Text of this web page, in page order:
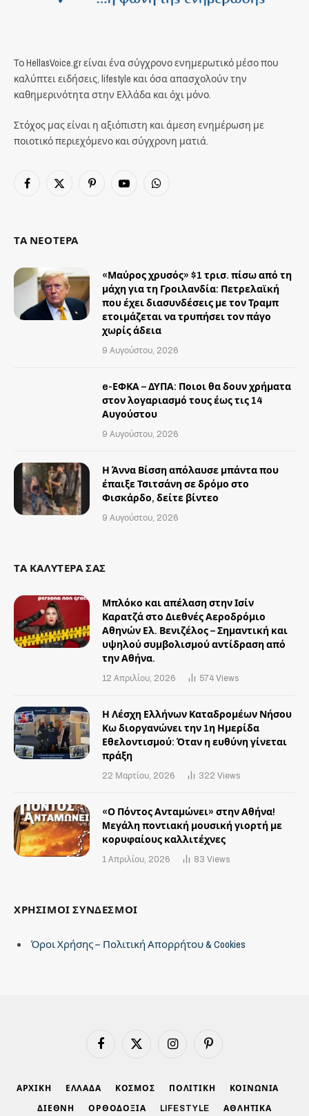
Το HellasVoice.gr είναι ένα σύγχρονο ενημερωτικό μέσο που
καλύπτει ειδήσεις, lifestyle και όσα απασχολούν την
καθημερινότητα στην Ελλάδα και όχι μόνο.
Στόχος μας είναι η αξιόπιστη και άμεση ενημέρωση με
ποιοτικό περιεχόμενο και σύγχρονη ματιά.
Facebook
X
PinterestYouTubeWhatsApp
ΤΑ ΝΕΟΤΕΡΑ
«Μαύρος χρυσός» $1 τρισ. πίσω από τη
μάχη για τη Γροιλανδία: Πετρελαϊκή
που έχει διασυνδέσεις με τον Τραμπ
ετοιμάζεται να τρυπήσει τον πάγο
χωρίς άδεια
9 Αυγούστου, 2026
e-ΕΦΚΑ – ΔΥΠΑ: Ποιοι θα δουν χρήματα
στον λογαριασμό τους έως τις 14
Αυγούστου
9 Αυγούστου, 2026
Η Άννα Βίσση απόλαυσε μπάντα που
έπαιξε Τσιτσάνη σε δρόμο στο
Φισκάρδο, δείτε βίντεο
9 Αυγούστου, 2026
ΤΑ ΚΑΛΥΤΕΡΑ ΣΑΣ
Μπλόκο και απέλαση στην Ισίν
Καρατζά στο Διεθνές Αεροδρόμιο
Αθηνών Ελ. Βενιζέλος – Σημαντική και
υψηλού συμβολισμού αντίδραση από
την Αθήνα.
12 Απριλίου, 2026 574 Views
Η Λέσχη Ελλήνων Καταδρομέων Νήσου
Κω διοργανώνει την 1η Ημερίδα
Εθελοντισμού: Όταν η ευθύνη γίνεται
πράξη
22 Μαρτίου, 2026 322 Views
«Ο Πόντος Ανταμώνει» στην Αθήνα!
Mεγάλη ποντιακή μουσική γιορτή με
κορυφαίους καλλιτέχνες
1 Απριλίου, 2026 83 Views
ΧΡΗΣΙΜΟΙ ΣΥΝΔΕΣΜΟΙ
Όροι Χρήσης – Πολιτική Απορρήτου & Cookies
Facebook X
Instagram Pinterest
ΑΡΧΙΚΗ ΕΛΛΑΔΑ ΚΟΣΜΟΣ ΠΟΛΙΤΙΚΗ ΚΟΙΝΩΝΙΑ
ΔΙΕΘΝΗ ΟΡΘΟΔΟΞΙΑ LIFESTYLE ΑΘΛΗΤΙΚΑ